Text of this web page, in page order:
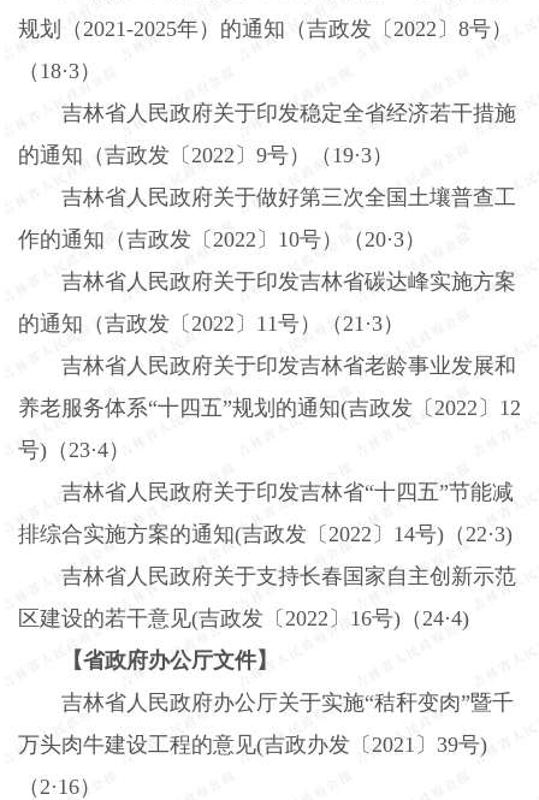
规划（ 2021-2025年）的通知（吉政发〔2022〕 8号）
（ 18·3）
吉林省人民政府关于印发稳定全省经济若干措施
的通知（吉政发〔2022〕 9号）（ 19·3）
吉林省人民政府关于做好第三次全国土壤普查工
作的通知（吉政发〔2022〕 10号）（ 20·3）
吉林省人民政府关于印发吉林省碳达峰实施方案
的通知（吉政发〔2022〕 11号）（ 21 ·3）
吉林省人民政府关于印发吉林省老龄事业发展和
养老服务体系“十四五”规划的通知(吉政发〔2022〕 12
号) （ 23·4）
吉林省人民政府关于印发吉林省“十四五”节能减
排综合实施方案的通知(吉政发〔2022〕 14号) （ 22·3)
吉林省人民政府关于支持长春国家自主创新示范
区建设的若干意见(吉政发〔2022〕 16号) （ 24·4)
【省政府办公厅文件】
吉林省人民政府办公厅关于实施“秸秆变肉”暨千
万头肉牛建设工程的意见(吉政办发〔2021 〕 39号)
（ 2·16）